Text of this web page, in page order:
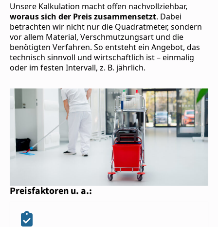
Unsere Kalkulation macht offen nachvollziehbar,
woraus sich der Preis zusammensetzt. Dabei
betrachten wir nicht nur die Quadratmeter, sondern
vor allem Material, Verschmutzungsart und die
benötigten Verfahren. So entsteht ein Angebot, das
technisch sinnvoll und wirtschaftlich ist – einmalig
oder im festen Intervall, z. B. jährlich.
Preisfaktoren u. a.: